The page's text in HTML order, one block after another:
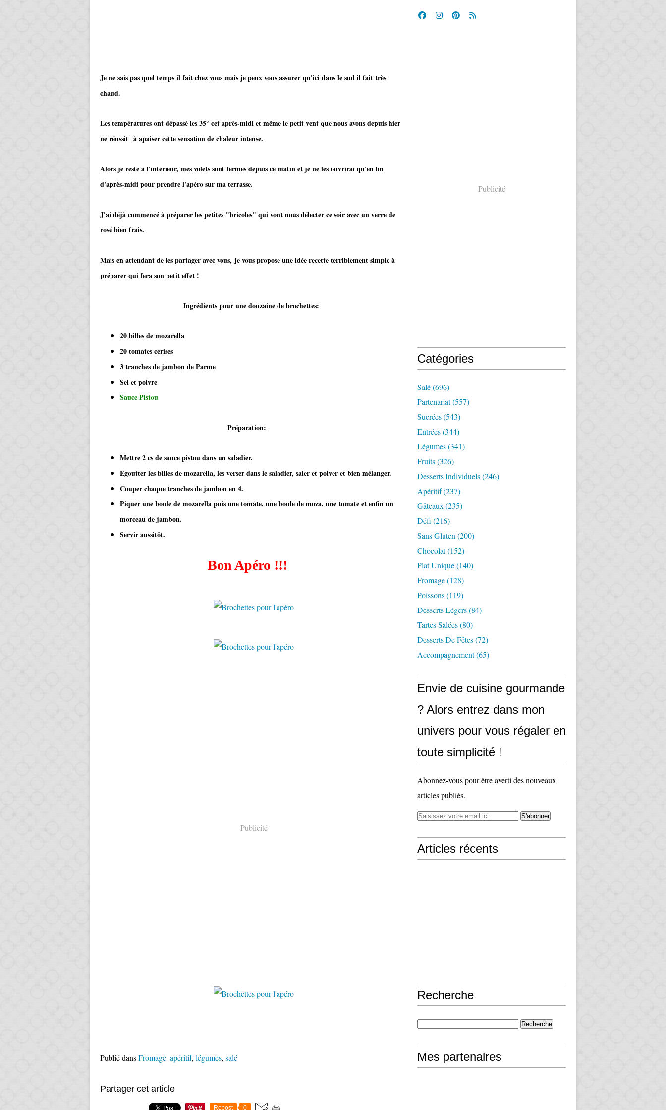
Je ne sais pas quel temps il fait chez vous mais je peux vous assurer qu'ici dans le sud il fait très
chaud.
Les températures ont dépassé les 35° cet après-midi et même le petit vent que nous avons depuis hier
ne réussit à apaiser cette sensation de chaleur intense.
Alors je reste à l'intérieur, mes volets sont fermés depuis ce matin et je ne les ouvrirai qu'en fin
d'après-midi pour prendre l'apéro sur ma terrasse.
J'ai déjà commencé à préparer les petites "bricoles" qui vont nous délecter ce soir avec un verre de
rosé bien frais.
Mais en attendant de les partager avec vous, je vous propose une idée recette terriblement simple à
préparer qui fera son petit effet !
Ingrédients pour une douzaine de brochettes:
20 billes de mozarella
20 tomates cerises
3 tranches de jambon de Parme
Sel et poivre
Sauce Pistou
Préparation:
Mettre 2 cs de sauce pistou dans un saladier.
Egoutter les billes de mozarella, les verser dans le saladier, saler et poiver et bien mélanger.
Couper chaque tranches de jambon en 4.
Piquer une boule de mozarella puis une tomate, une boule de moza, une tomate et enfin un
morceau de jambon.
Servir aussitôt.
Bon Apéro !!!
Publicité
Publié dansFromage, apéritif, légumes, salé
Partager cet article
Repost 0
Publicité
Catégories
Salé(696)
Partenariat(557)
Sucrées(543)
Entrées(344)
Légumes(341)
Fruits(326)
Desserts Individuels(246)
Apéritif(237)
Gâteaux (235)
Défi (216)
Sans Gluten (200)
Chocolat(152)
Plat Unique(140)
Fromage(128)
Poissons(119)
Desserts Légers(84)
Tartes Salées(80)
Desserts De Fêtes(72)
Accompagnement(65)
Envie de cuisine gourmande
? Alors entrez dans mon
univers pour vous régaler en
toute simplicité !
Abonnez-vous pour être averti des nouveaux
articles publiés.
Articles récents
Recherche
Mes partenaires